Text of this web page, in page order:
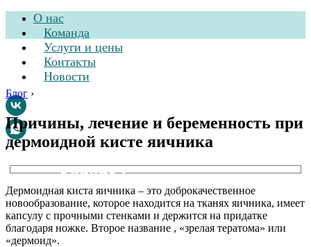
О нас
Команда
Услуги и цены
Контакты
Новости
Стоматологическая
клиника
Блог ›
Причины, лечение и беременность при
дермоидной кисте яичника
Дермоидная киста яичника – это доброкачественное
новообразование, которое находится на тканях яичника, имеет
капсулу с прочными стенками и держится на придатке
благодаря ножке. Второе название , «зрелая тератома» или
«дермоид».